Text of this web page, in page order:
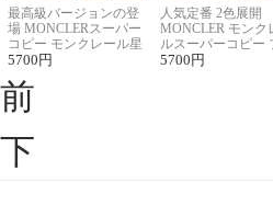
最高級バージョンの登
場 MONCLERスーパー
コピー モンクレール星
座半袖Tシャツ
5700 円
人気定番 2色展開
MONCLER モンク
ルスーパーコピー
ント半袖Tシャツ
5700 円
前
下